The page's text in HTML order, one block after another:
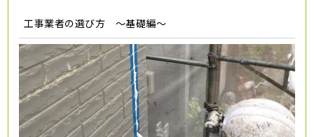
工事業者の選び方 ～基礎編～